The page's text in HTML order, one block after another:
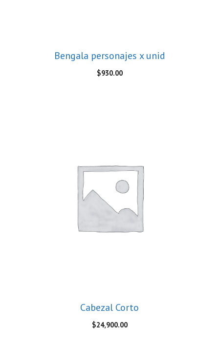
Bengala personajes x unid
$930.00
Cabezal Corto
$24,900.00